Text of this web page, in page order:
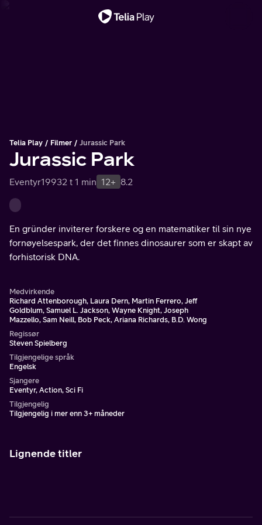
Telia Play Filmer Jurassic Park
Jurassic Park
Eventyr19932 t 1 min 12+ 8.2
En gründer inviterer forskere og en matematiker til sin nye
fornøyelsespark, der det finnes dinosaurer som er skapt av
forhistorisk DNA.
Medvirkende
Richard Attenborough, Laura Dern, Martin Ferrero, Jeff
Goldblum, Samuel L. Jackson, Wayne Knight, Joseph
Mazzello, Sam Neill, Bob Peck, Ariana Richards, B.D. Wong
Regissør
Steven Spielberg
Tilgjengelige språk
Engelsk
Sjangere
Eventyr, Action, Sci Fi
Tilgjengelig
Tilgjengelig i mer enn 3+ måneder
Lignende titler